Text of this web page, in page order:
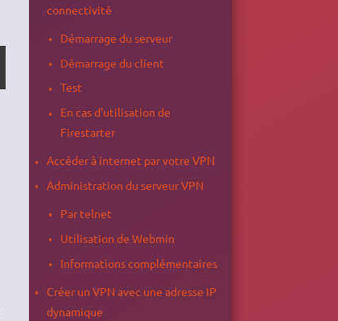
connectivité
Démarrage du serveur
Démarrage du client
Test
En cas d'utilisation de
Firestarter
Accéder à internet par votre VPN
Administration du serveur VPN
Par telnet
Utilisation de Webmin
Informations complémentaires
Créer un VPN avec une adresse IP
dynamique